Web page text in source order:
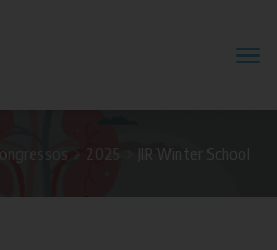
2025 JIR Winter School